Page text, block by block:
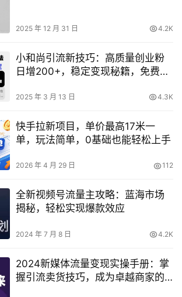
2025 年 12 月 31 日 4.2K
小和尚引流新技巧：高质量创业粉
日增200+，稳定变现秘籍，免费工
2025 年 3 月 13 日 4.3K
快手拉新项目，单价最高17米一
单，玩法简单，0基础也能轻松上手
2026 年 4 月 29 日 112
全新视频号流量主攻略：蓝海市场
揭秘，轻松实现爆款效应
2024 年 7 月 8 日 4.2K
2024新媒体流量变现实操手册：掌
握引流卖货技巧，成为卓越商家的